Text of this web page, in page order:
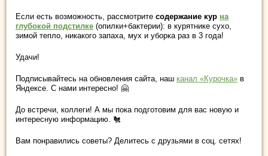
Если есть возможность, рассмотрите содержание кур на
глубокой подстилке (опилки+бактерии): в курятнике сухо,
зимой тепло, никакого запаха, мух и уборка раз в 3 года!
Удачи!
Подписывайтесь на обновления сайта, наш канал «Курочка» в
Яндексе. С нами интересно! 🤗
До встречи, коллеги! А мы пока подготовим для вас новую и
интересную информацию. 🐔
Вам понравились советы? Делитесь с друзьями в соц. сетях!